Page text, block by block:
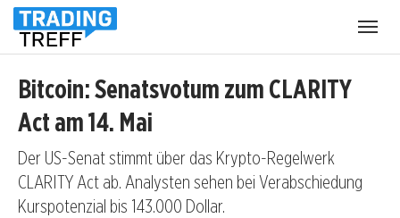
Bitcoin: Senatsvotum zum CLARITY
Act am 14. Mai
Der US-Senat stimmt über das Krypto-Regelwerk
CLARITY Act ab. Analysten sehen bei Verabschiedung
Kurspotenzial bis 143.000 Dollar.